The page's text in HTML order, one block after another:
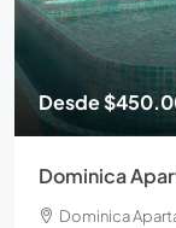
Desde
Dominica
Dominica